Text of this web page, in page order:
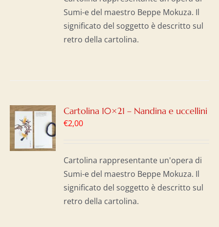
Sumi-e del maestro Beppe Mokuza. Il
significato del soggetto è descritto sul
retro della cartolina.
Cartolina 10×21 – Nandina e uccellini
€2,00
Cartolina rappresentante un'opera di
Sumi-e del maestro Beppe Mokuza. Il
significato del soggetto è descritto sul
retro della cartolina.